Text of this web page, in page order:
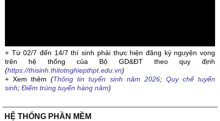
+ Từ 02/7 đến 14/7 thí sinh phải thực hiện đăng ký nguyện vọng
trên hệ thống của Bộ GD&ĐT theo quy định
(https://thisinh.thitotnghiepthpt.edu.vn)
+ Xem thêm(Thông tin tuyển sinh năm 2026; Quy chế tuyển
sinh; Điểm trúng tuyển hàng năm)
HỆ THỐNG PHẦN MỀM